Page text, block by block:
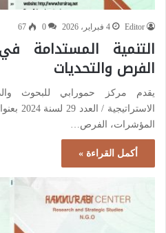
Editor 4 فبراير، 2026 0
67
التنمية المستدامة
الفرص والتحديات
يقدم مركز حمورابي للبحوث
المؤشرات، الفرص…
أكمل القراءة »